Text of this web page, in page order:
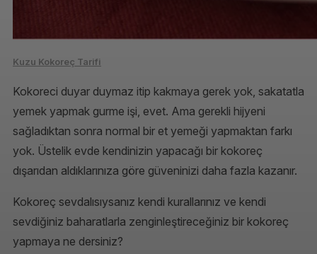
Kuzu Kokoreç Tarifi
Kokoreci duyar duymaz itip kakmaya gerek yok, sakatatla
yemek yapmak gurme işi, evet. Ama gerekli hijyeni
sağladıktan sonra normal bir et yemeği yapmaktan farkı
yok. Üstelik evde kendinizin yapacağı bir kokoreç
dışarıdan aldıklarınıza göre güveninizi daha fazla kazanır.
Kokoreç sevdalısıysanız kendi kurallarınız ve kendi
sevdiğiniz baharatlarla zenginleştireceğiniz bir kokoreç
yapmaya ne dersiniz?